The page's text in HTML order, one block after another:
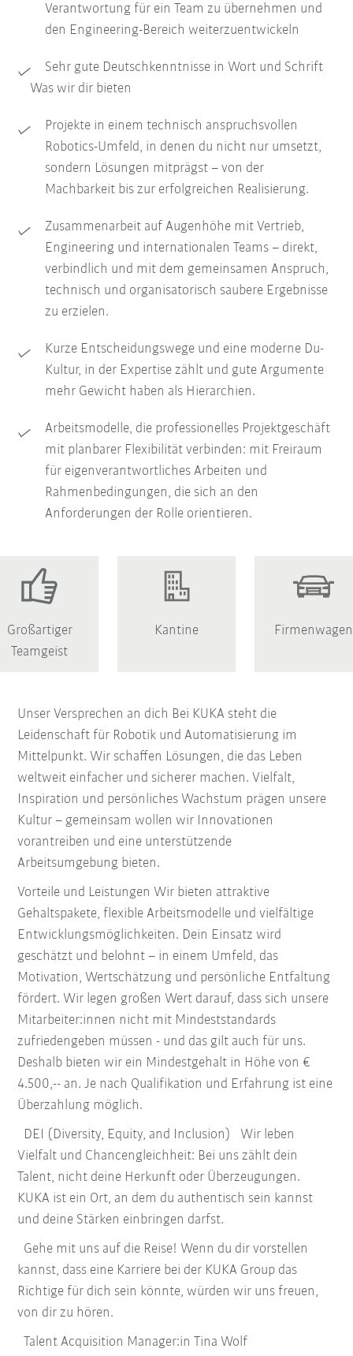
Verantwortung für ein Team zu übernehmen und
den Engineering-Bereich weiterzuentwickeln
Sehr gute Deutschkenntnisse in Wort und Schrift
Was wir dir bieten
Projekte in einem technisch anspruchsvollen
Robotics-Umfeld, in denen du nicht nur umsetzt,
sondern Lösungen mitprägst – von der
Machbarkeit bis zur erfolgreichen Realisierung.
Zusammenarbeit auf Augenhöhe mit Vertrieb,
Engineering und internationalen Teams – direkt,
verbindlich und mit dem gemeinsamen Anspruch,
technisch und organisatorisch saubere Ergebnisse
zu erzielen.
Kurze Entscheidungswege und eine moderne Du-
Kultur, in der Expertise zählt und gute Argumente
mehr Gewicht haben als Hierarchien.
Arbeitsmodelle, die professionelles Projektgeschäft
mit planbarer Flexibilität verbinden: mit Freiraum
für eigenverantwortliches Arbeiten und
Rahmenbedingungen, die sich an den
Anforderungen der Rolle orientieren.
Großartiger
Teamgeist
Kantine Firmenwagen
Unser Versprechen an dich Bei KUKA steht die
Leidenschaft für Robotik und Automatisierung im
Mittelpunkt. Wir schaffen Lösungen, die das Leben
weltweit einfacher und sicherer machen. Vielfalt,
Inspiration und persönliches Wachstum prägen unsere
Kultur – gemeinsam wollen wir Innovationen
vorantreiben und eine unterstützende
Arbeitsumgebung bieten.
Vorteile und Leistungen Wir bieten attraktive
Gehaltspakete, flexible Arbeitsmodelle und vielfältige
Entwicklungsmöglichkeiten. Dein Einsatz wird
geschätzt und belohnt – in einem Umfeld, das
Motivation, Wertschätzung und persönliche Entfaltung
fördert. Wir legen großen Wert darauf, dass sich unsere
Mitarbeiter:innen nicht mit Mindeststandards
zufriedengeben müssen - und das gilt auch für uns.
Deshalb bieten wir ein Mindestgehalt in Höhe von €
4.500,-- an. Je nach Qualifikation und Erfahrung ist eine
Überzahlung möglich.
DEI (Diversity, Equity, and Inclusion) Wir leben
Vielfalt und Chancengleichheit: Bei uns zählt dein
Talent, nicht deine Herkunft oder Überzeugungen.
KUKA ist ein Ort, an dem du authentisch sein kannst
und deine Stärken einbringen darfst.
Gehe mit uns auf die Reise! Wenn du dir vorstellen
kannst, dass eine Karriere bei der KUKA Group das
Richtige für dich sein könnte, würden wir uns freuen,
von dir zu hören.
Talent Acquisition Manager:in Tina Wolf